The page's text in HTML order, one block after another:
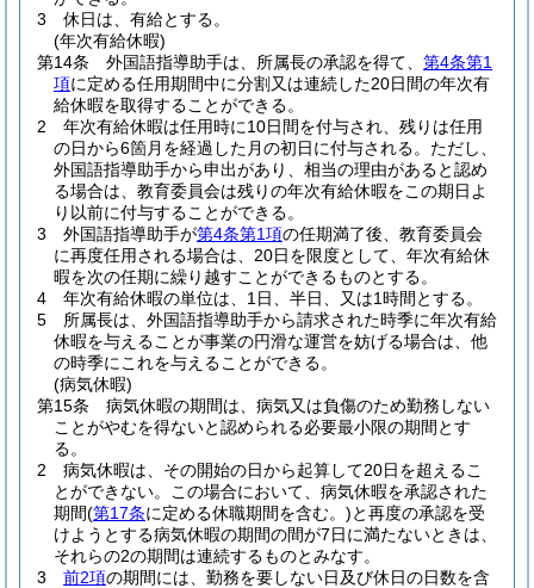
3
休日は、有給とする。
(年次有給休暇)
第14条
外国語指導助手は、所属長の承認を得て、 第4条第1
項に定める任用期間中に分割又は連続した20日間の年次有
給休暇を取得することができる。
2
年次有給休暇は任用時に10日間を付与され、残りは任用
の日から6箇月を経過した月の初日に付与される。 ただし、
外国語指導助手から申出があり、相当の理由があると認め
る場合は、教育委員会は残りの年次有給休暇をこの期日よ
り以前に付与することができる。
3
外国語指導助手が第4条第1項の任期満了後、教育委員会
に再度任用される場合は、20日を限度として、年次有給休
暇を次の任期に繰り越すことができるものとする。
4
年次有給休暇の単位は、1日、半日、又は1時間とする。
5
所属長は、外国語指導助手から請求された時季に年次有給
休暇を与えることが事業の円滑な運営を妨げる場合は、他
の時季にこれを与えることができる。
(病気休暇)
第15条
病気休暇の期間は、病気又は負傷のため勤務しない
ことがやむを得ないと認められる必要最小限の期間とす
る。
2
病気休暇は、その開始の日から起算して20日を超えるこ
とができない。
この場合において、病気休暇を承認された
期間(第17条に定める休職期間を含む。)と再度の承認を受
けようとする病気休暇の期間の間が7日に満たないときは、
それらの2の期間は連続するものとみなす。
3
前2項の期間には、勤務を要しない日及び休日の日数を含